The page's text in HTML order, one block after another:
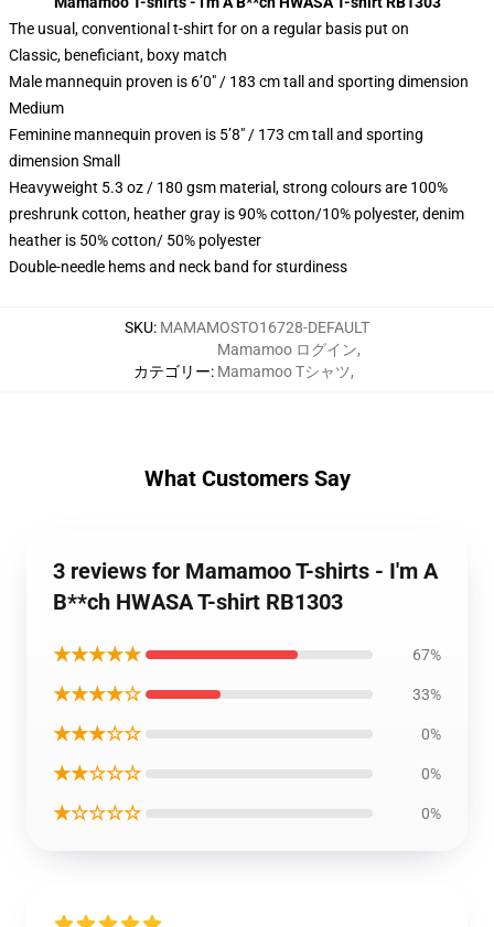
The usual, conventional t-shirt for on a regular basis put on
Classic, beneficiant, boxy match
Male mannequin proven is 6’0″ / 183 cm tall and sporting dimension
Medium
Feminine mannequin proven is 5’8″ / 173 cm tall and sporting
dimension Small
Heavyweight 5.3 oz / 180 gsm material, strong colours are 100%
preshrunk cotton, heather gray is 90% cotton/10% polyester, denim
heather is 50% cotton/ 50% polyester
Double-needle hems and neck band for sturdiness
SKU: MAMAMOSTO16728-DEFAULT
カテゴリー:
Mamamoo ログイン,
Mamamoo Tシャツ,
What Customers Say
3 reviews for Mamamoo T-shirts - I'm A
B**ch HWASA T-shirt RB1303
★★★★★ 67%
★★★★☆ 33%
★★★☆☆ 0%
★★☆☆☆ 0%
★☆☆☆☆ 0%